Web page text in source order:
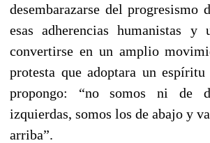
desembarazarse del progresismo
esas adherencias humanistas y
convertirse en un amplio
protesta que adoptara un
propongo: “no somos ni de
izquierdas, somos los de abajo y
arriba”.